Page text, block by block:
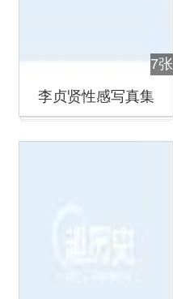
7张
李贞贤性感写真集